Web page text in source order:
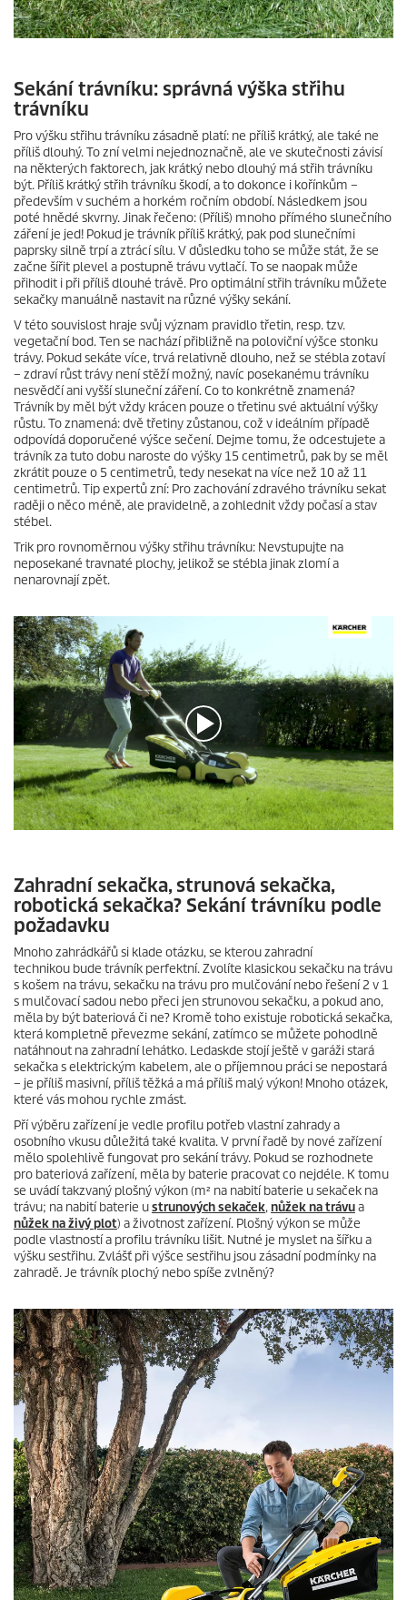
Sekání trávníku: správná výška střihu
trávníku
Pro výšku střihu trávníku zásadně platí: ne příliš krátký, ale také ne
příliš dlouhý. To zní velmi nejednoznačně, ale ve skutečnosti závisí
na některých faktorech, jak krátký nebo dlouhý má střih trávníku
být. Příliš krátký střih trávníku škodí, a to dokonce i kořínkům –
především v suchém a horkém ročním období. Následkem jsou
poté hnědé skvrny. Jinak řečeno: (Příliš) mnoho přímého slunečního
záření je jed! Pokud je trávník příliš krátký, pak pod slunečními
paprsky silně trpí a ztrácí sílu. V důsledku toho se může stát, že se
začne šířit plevel a postupně trávu vytlačí. To se naopak může
přihodit i při příliš dlouhé trávě. Pro optimální střih trávníku můžete
sekačky manuálně nastavit na různé výšky sekání.
V této souvislost hraje svůj význam pravidlo třetin, resp. tzv.
vegetační bod. Ten se nachází přibližně na poloviční výšce stonku
trávy. Pokud sekáte více, trvá relativně dlouho, než se stébla zotaví
– zdraví růst trávy není stěží možný, navíc posekanému trávníku
nesvědčí ani vyšší sluneční záření. Co to konkrétně znamená?
Trávník by měl být vždy krácen pouze o třetinu své aktuální výšky
růstu. To znamená: dvě třetiny zůstanou, což v ideálním případě
odpovídá doporučené výšce sečení. Dejme tomu, že odcestujete a
trávník za tuto dobu naroste do výšky 15 centimetrů, pak by se měl
zkrátit pouze o 5 centimetrů, tedy nesekat na více než 10 až 11
centimetrů. Tip expertů zní: Pro zachování zdravého trávníku sekat
raději o něco méně, ale pravidelně, a zohlednit vždy počasí a stav
stébel.
Trik pro rovnoměrnou výšky střihu trávníku: Nevstupujte na
neposekané travnaté plochy, jelikož se stébla jinak zlomí a
nenarovnají zpět.
c
o
n
d
s
o
f
0
s
e
c
o
n
d
s
Zahradní sekačka, strunová sekačka,
robotická sekačka? Sekání trávníku podle
požadavku
Mnoho zahrádkářů si klade otázku, se kterou zahradní
technikou bude trávník perfektní. Zvolíte klasickou sekačku na trávu
s košem na trávu, sekačku na trávu pro mulčování nebo řešení 2 v 1
s mulčovací sadou nebo přeci jen strunovou sekačku, a pokud ano,
měla by být bateriová či ne? Kromě toho existuje robotická sekačka,
která kompletně převezme sekání, zatímco se můžete pohodlně
natáhnout na zahradní lehátko. Ledaskde stojí ještě v garáži stará
sekačka s elektrickým kabelem, ale o příjemnou práci se nepostará
– je příliš masivní, příliš těžká a má příliš malý výkon! Mnoho otázek,
které vás mohou rychle zmást.
Pří výběru zařízení je vedle profilu potřeb vlastní zahrady a
osobního vkusu důležitá také kvalita. V první řadě by nové zařízení
mělo spolehlivě fungovat pro sekání trávy. Pokud se rozhodnete
pro bateriová zařízení, měla by baterie pracovat co nejdéle. K tomu
se uvádí takzvaný plošný výkon (m² na nabití baterie u sekaček na
trávu; na nabití baterie ustrunových sekaček,nůžek na trávua
nůžek na živý plot) a životnost zařízení. Plošný výkon se může
podle vlastností a profilu trávníku lišit. Nutné je myslet na šířku a
výšku sestřihu. Zvlášť při výšce sestřihu jsou zásadní podmínky na
zahradě. Je trávník plochý nebo spíše zvlněný?